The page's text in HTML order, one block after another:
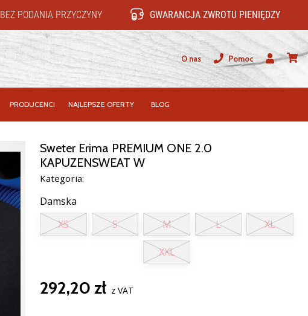
BEZ PODANIA PRZYCZYNY GWARANCJA ZWROTU PIENIĘDZY
O nas
Pomoc
Użytkownik
PRODUCENCI NAJLEPSZE OFERTY BLOG
Sweter Erima PREMIUM ONE 2.0
KAPUZENSWEAT W
Kategoria:
Damska
XS
S M L XL
XXL
292,20 zł z VAT